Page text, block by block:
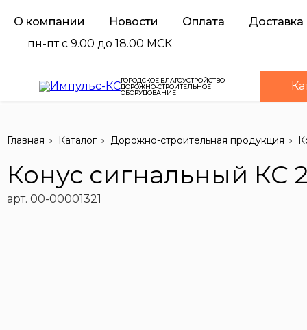
О компании Новости Оплата
Доставка
пн-пт с 9.00 до 18.00 МСК
ГОРОДСКОЕ БЛАГОУСТРОЙСТВО
ДОРОЖНО-СТРОИТЕЛЬНОЕ
ОБОРУДОВАНИЕ
Главная Каталог Дорожно-строительная продукция
Конус сигнальный КС
арт. 00-00001321